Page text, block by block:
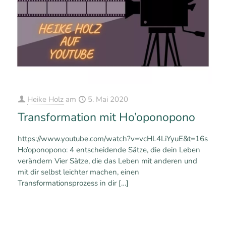
Heike Holz am 5. Mai 2020
Transformation mit Ho’oponopono
https://www.youtube.com/watch?v=vcHL4LiYyuE&t=16s
Ho’oponopono: 4 entscheidende Sätze, die dein Leben
verändern Vier Sätze, die das Leben mit anderen und
mit dir selbst leichter machen, einen
Transformationsprozess in dir […]